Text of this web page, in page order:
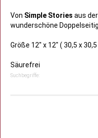
Von Simple Stories aus
wunderschöne
Größe 12" x 12" ( 30,5 x
Säurefrei
Suchbegriffe: